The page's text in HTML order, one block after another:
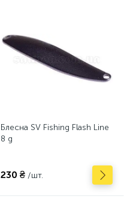
Блесна SV Fishing Flash Line
8 g
230 ₴ /шт.